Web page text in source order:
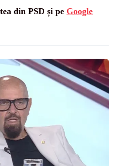
din PSD și pe Google